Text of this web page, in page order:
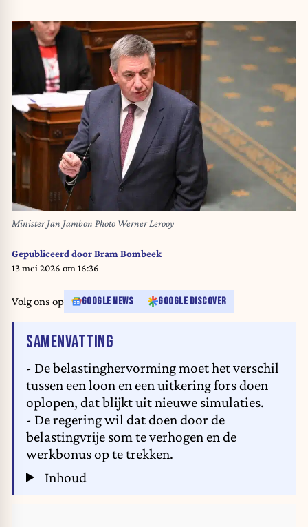
Minister Jan Jambon Photo Werner Lerooy
Gepubliceerd doorBram Bombeek
13 mei 2026 om 16:36
Volg ons op GOOGLE NEWS GOOGLE DISCOVER
SAMENVATTING
- De belastinghervorming moet het verschil
tussen een loon en een uitkering fors doen
oplopen, dat blijkt uit nieuwe simulaties.
- De regering wil dat doen door de
belastingvrije som te verhogen en de
werkbonus op te trekken.
Inhoud